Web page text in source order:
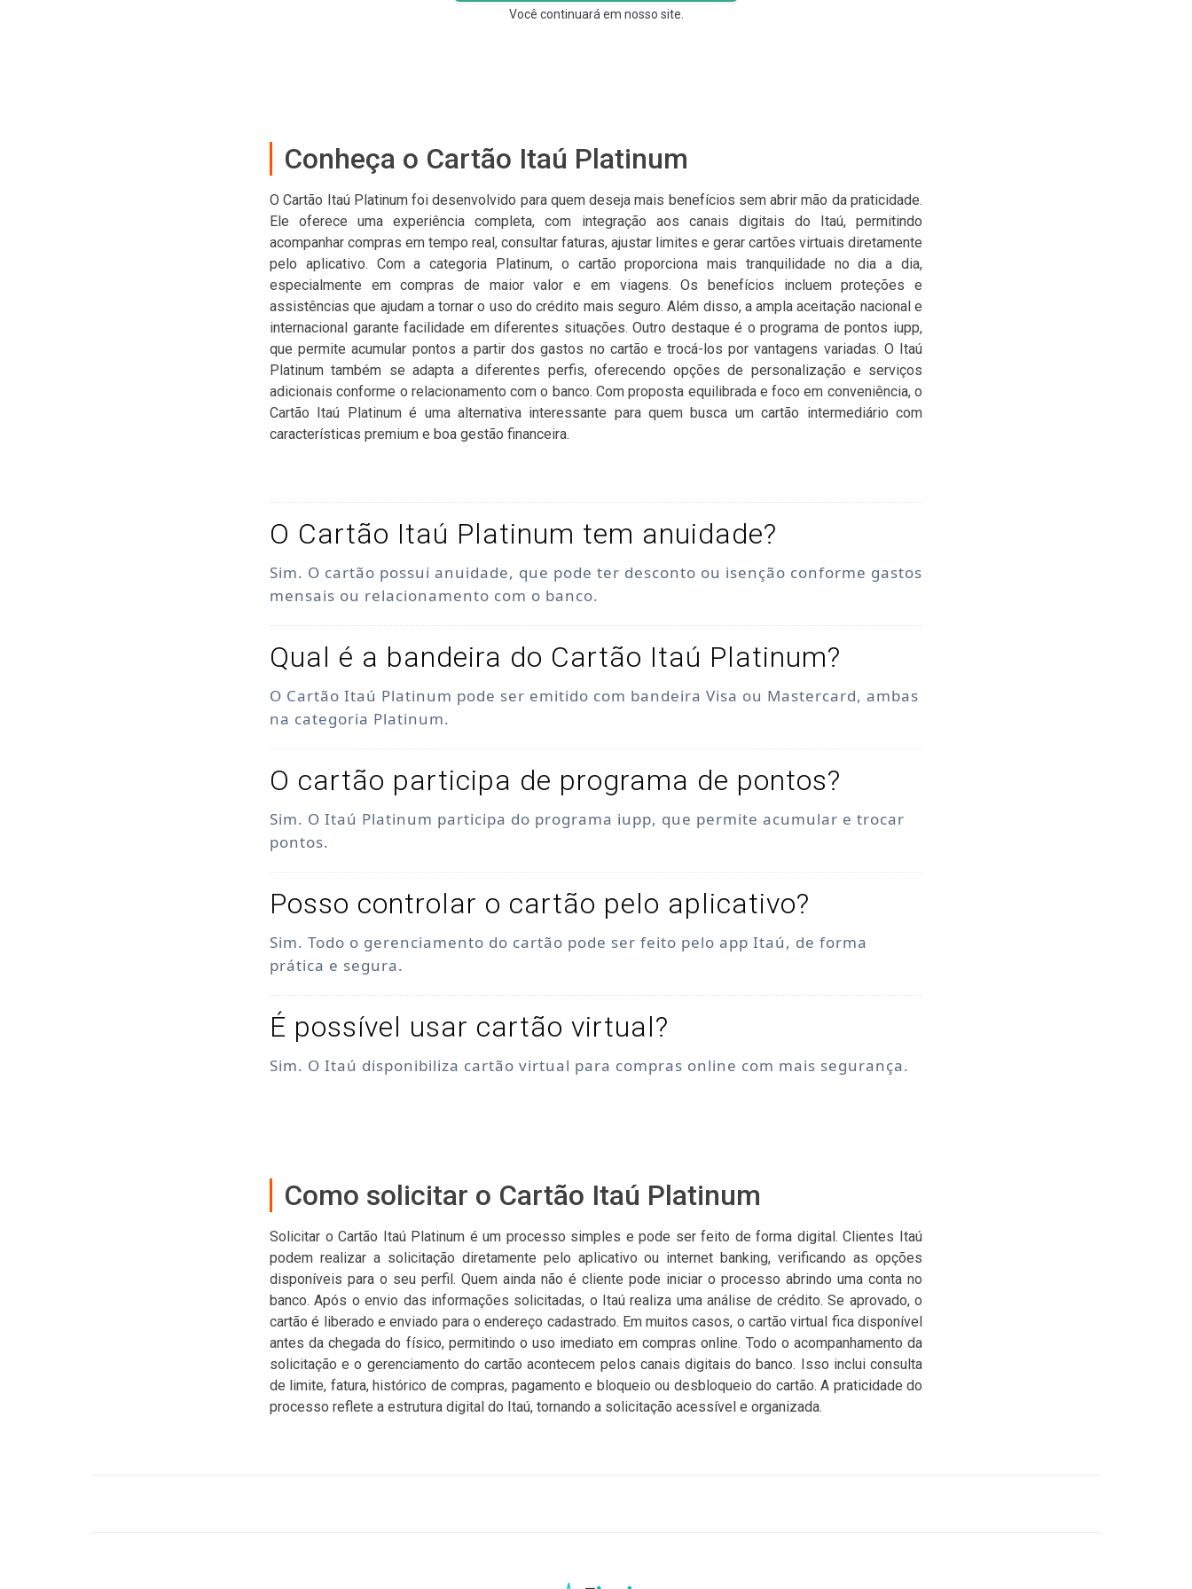
Você continuará em nosso site.
Conheça o Cartão Itaú Platinum
O Cartão Itaú Platinum foi desenvolvido para quem deseja mais benefícios sem abrir mão da praticidade.
Ele oferece uma experiência completa, com integração aos canais digitais do Itaú, permitindo
acompanhar compras em tempo real, consultar faturas, ajustar limites e gerar cartões virtuais diretamente
pelo aplicativo. Com a categoria Platinum, o cartão proporciona mais tranquilidade no dia a dia,
especialmente em compras de maior valor e em viagens. Os benefícios incluem proteções e
assistências que ajudam a tornar o uso do crédito mais seguro. Além disso, a ampla aceitação nacional e
internacional garante facilidade em diferentes situações. Outro destaque é o programa de pontos iupp,
que permite acumular pontos a partir dos gastos no cartão e trocá-los por vantagens variadas. O Itaú
Platinum também se adapta a diferentes perfis, oferecendo opções de personalização e serviços
adicionais conforme o relacionamento com o banco. Com proposta equilibrada e foco em conveniência, o
Cartão Itaú Platinum é uma alternativa interessante para quem busca um cartão intermediário com
características premium e boa gestão financeira.
O Cartão Itaú Platinum tem anuidade?
Sim. O cartão possui anuidade, que pode ter desconto ou isenção conforme gastos
mensais ou relacionamento com o banco.
Qual é a bandeira do Cartão Itaú Platinum?
O Cartão Itaú Platinum pode ser emitido com bandeira Visa ou Mastercard, ambas
na categoria Platinum.
O cartão participa de programa de pontos?
Sim. O Itaú Platinum participa do programa iupp, que permite acumular e trocar
pontos.
Posso controlar o cartão pelo aplicativo?
Sim. Todo o gerenciamento do cartão pode ser feito pelo app Itaú, de forma
prática e segura.
É possível usar cartão virtual?
Sim. O Itaú disponibiliza cartão virtual para compras online com mais segurança.
Como solicitar o Cartão Itaú Platinum
Solicitar o Cartão Itaú Platinum é um processo simples e pode ser feito de forma digital. Clientes Itaú
podem realizar a solicitação diretamente pelo aplicativo ou internet banking, verificando as opções
disponíveis para o seu perfil. Quem ainda não é cliente pode iniciar o processo abrindo uma conta no
banco. Após o envio das informações solicitadas, o Itaú realiza uma análise de crédito. Se aprovado, o
cartão é liberado e enviado para o endereço cadastrado. Em muitos casos, o cartão virtual fica disponível
antes da chegada do físico, permitindo o uso imediato em compras online. Todo o acompanhamento da
solicitação e o gerenciamento do cartão acontecem pelos canais digitais do banco. Isso inclui consulta
de limite, fatura, histórico de compras, pagamento e bloqueio ou desbloqueio do cartão. A praticidade do
processo reflete a estrutura digital do Itaú, tornando a solicitação acessível e organizada.